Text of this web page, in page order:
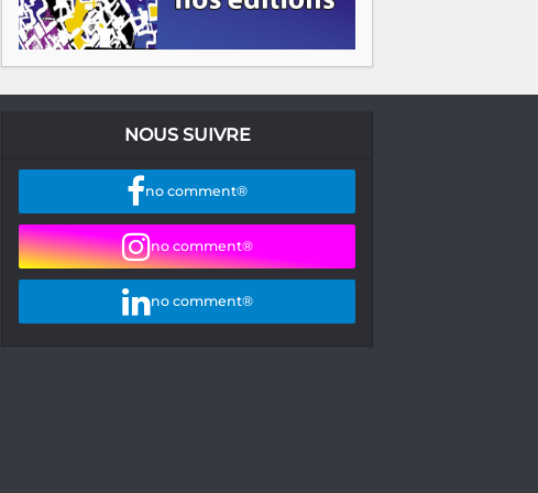
NOUS SUIVRE
no comment®
no comment®
no comment®